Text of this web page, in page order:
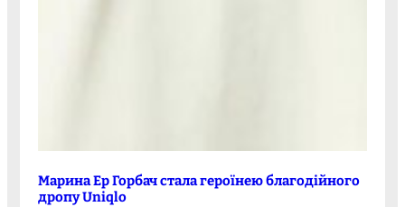
Марина Ер Горбач стала героїнею благодійного
дропу Uniqlo